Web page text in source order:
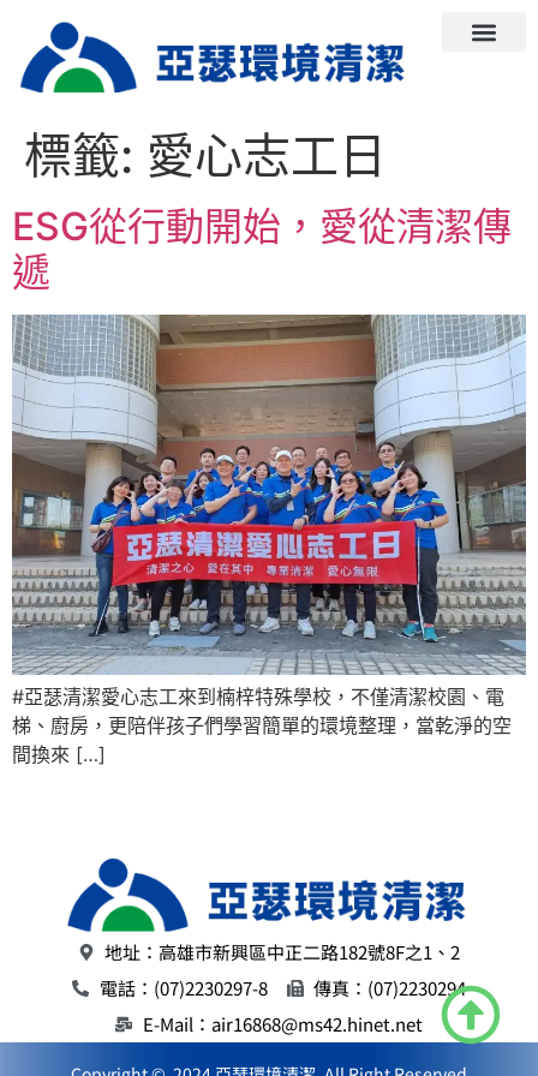
標籤: 愛心志工日
ESG從行動開始，愛從清潔傳
遞
#亞瑟清潔愛心志工來到楠梓特殊學校，不僅清潔校園、電
梯、廚房，更陪伴孩子們學習簡單的環境整理，當乾淨的空
間換來 […]
地址：高雄市新興區中正二路182號8F之1、2
電話：(07)2230297-8
傳真：(07)2230294
E-Mail：air16868@ms42.hinet.net